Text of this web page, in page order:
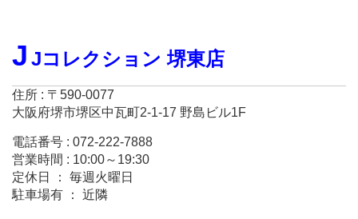
J Jコレクション 堺東店
住所 : 〒590-0077
大阪府堺市堺区中瓦町2-1-17 野島ビル1F
電話番号 : 072-222-7888
営業時間 : 10:00～19:30
定休日 ： 毎週火曜日
駐車場有 ： 近隣